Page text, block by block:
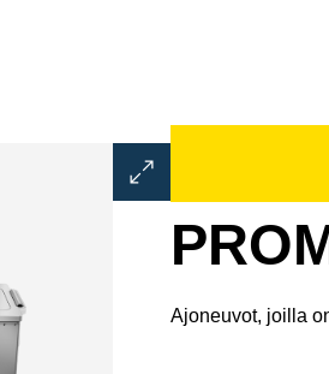
Avaa
kuvaikkuna
Ajoneuvot, joilla